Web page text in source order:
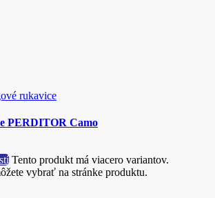
rukavice
PERDITOR Camo
Tento produkt má viacero variantov.
vybrať na stránke produktu.